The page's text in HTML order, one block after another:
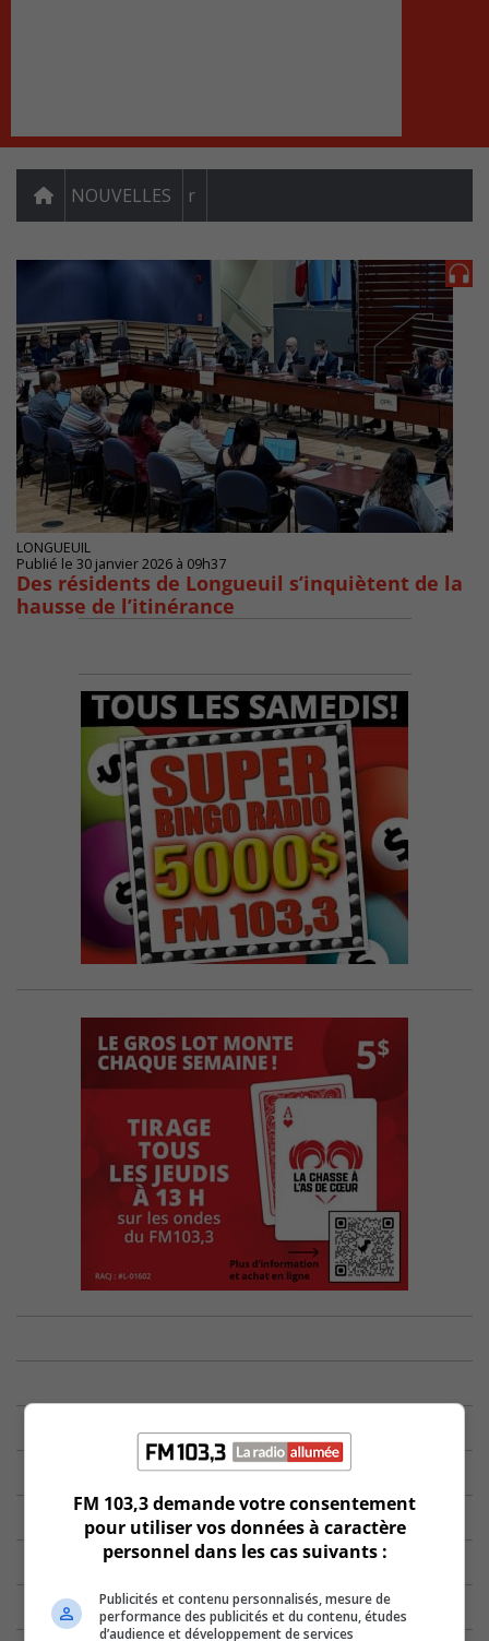
NOUVELLES r
LONGUEUIL
Publié le 30 janvier 2026 à 09h37
Des résidents de Longueuil s’inquiètent de la
hausse de l’itinérance
FM 103,3 demande votre consentement
pour utiliser vos données à caractère
personnel dans les cas suivants :
Publicités et contenu personnalisés, mesure de
performance des publicités et du contenu, études
d’audience et développement de services